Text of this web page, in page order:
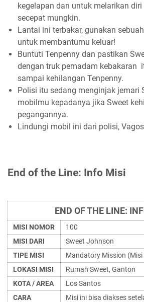
kegelapan dan untuk melarikan
secepat mungkin.
Lantai ini terbakar, gunakan
untuk membantumu keluar!
Buntuti Tenpenny dan pastikan
dengan truk pemadam kebakaran
sampai kehilangan Tenpenny.
Polisi itu sedang menginjak jemari
mobilmu kepadanya jika Sweet
pegangannya.
Lindungi mobil ini dari polisi,
End of the Line: Info Misi
END OF THE LINE:
MISI NOMOR
100
MISI DARI
Sweet Johnson
TIPE MISI
Mandatory Mission (Misi
LOKASI MISI
Rumah Sweet, Ganton
KOTA / AREA
Los Santos
CARA
Misi ini bisa diakses